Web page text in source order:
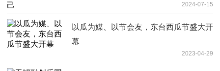
2024-07-15
以瓜为媒、以节会友，东台西瓜节盛大开
幕
2023-04-29